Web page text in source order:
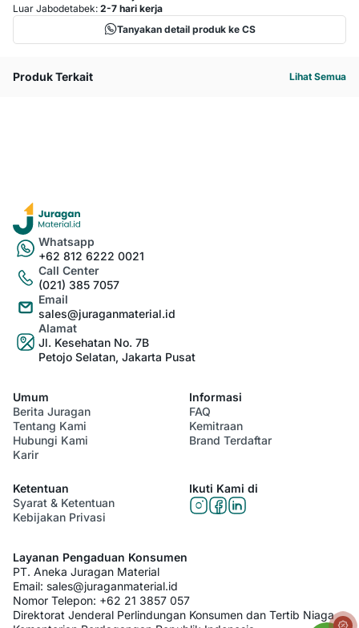
Luar Jabodetabek: 2-7 hari kerja
Tanyakan detail produk ke CS
Produk Terkait Lihat Semua
Whatsapp
+62 812 6222 0021
Call Center
(021) 385 7057
Email
sales@juraganmaterial.id
Alamat
Jl. Kesehatan No. 7B
Petojo Selatan, Jakarta Pusat
Umum
Berita Juragan
Tentang Kami
Hubungi Kami
Karir
Informasi
FAQ
Kemitraan
Brand Terdaftar
Ketentuan
Syarat & Ketentuan
Kebijakan Privasi
Ikuti Kami di
Layanan Pengaduan Konsumen
PT. Aneka Juragan Material
Email: sales@juraganmaterial.id
Nomor Telepon: +62 21 3857 057
Direktorat Jenderal Perlindungan Konsumen dan Tertib Niaga